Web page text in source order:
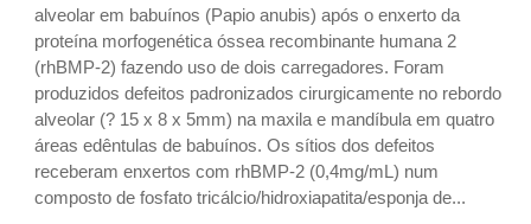
alveolar em babuínos (Papio anubis) após o enxerto da
proteína morfogenética óssea recombinante humana 2
(rhBMP-2) fazendo uso de dois carregadores. Foram
produzidos defeitos padronizados cirurgicamente no rebordo
alveolar (? 15 x 8 x 5mm) na maxila e mandíbula em quatro
áreas edêntulas de babuínos. Os sítios dos defeitos
receberam enxertos com rhBMP-2 (0,4mg/mL) num
composto de fosfato tricálcio/hidroxiapatita/esponja de...